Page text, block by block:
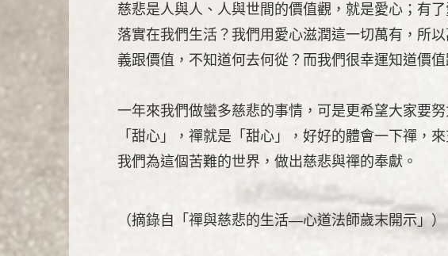
慈悲是人與人、人與世間的價值觀，就是愛心；有
落實在我們生活？我們用愛心滋潤這一切萬有，所
義跟價值，不知道何去何從？而我們很幸運知道價
一年來我們做蠻多慈悲的事情，可是更希望大家要
「甜心」，禪就是「甜心」，好好的體會一下禪，
我們為這個苦難的世界，做出慈悲與禪的奉獻。
（摘錄自「禪與慈悲的生活—心道法師歲末開示」）